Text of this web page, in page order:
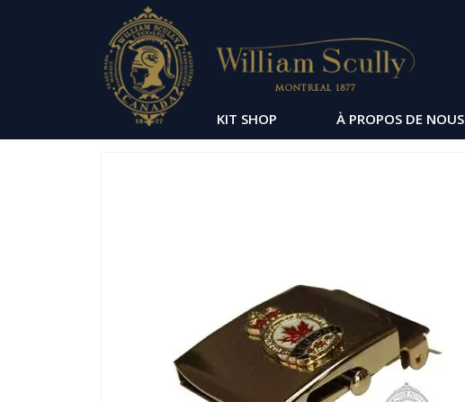
KIT SHOP À PROPOS DE NOUS